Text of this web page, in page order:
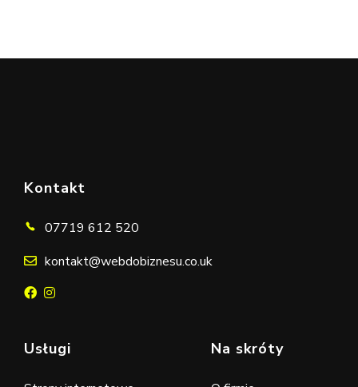
Kontakt
07719 612 520
kontakt@webdobiznesu.co.uk
Usługi Na skróty